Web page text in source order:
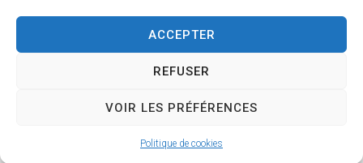
ACCEPTER
REFUSER
VOIR LES PRÉFÉRENCES
Politique de cookies
2025 © - Propulsé par Utopia